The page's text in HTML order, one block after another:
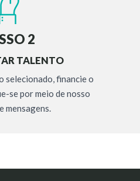
2
TALENTO
selecionado, financie o
se por meio de nosso
mensagens.